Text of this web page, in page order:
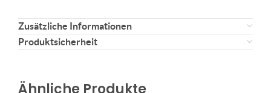
Zusätzliche Informationen
Produktsicherheit